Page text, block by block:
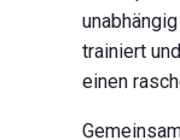
trainiert
einen